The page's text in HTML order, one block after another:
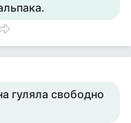
гуляла свободно